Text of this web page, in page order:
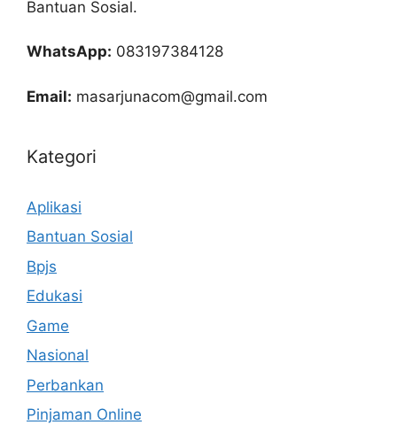
Bantuan Sosial.
WhatsApp: 083197384128
Email: masarjunacom@gmail.com
Kategori
Aplikasi
Bantuan Sosial
Bpjs
Edukasi
Game
Nasional
Perbankan
Pinjaman Online